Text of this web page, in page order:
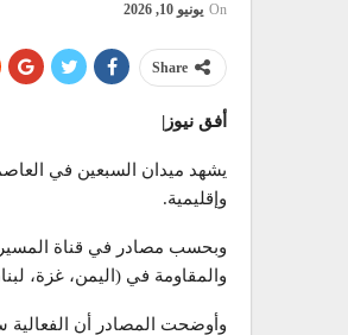
On يونيو 10, 2026
Share
أفق نيوز|
يشهد ميدان السبعين في
وإقليمية.
وبحسب مصادر في قناة
والمقاومة في (اليمن، غزة،
وأوضحت المصادر أن الفعالية